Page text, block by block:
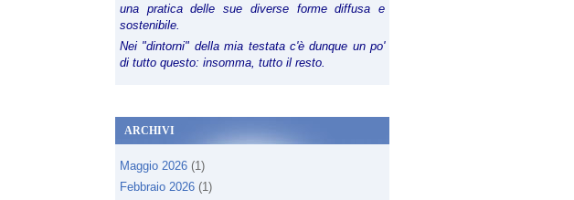
una pratica delle sue diverse forme diffusa e
sostenibile.
Nei "dintorni" della mia testata c'è dunque un po'
di tutto questo: insomma, tutto il resto.
ARCHIVI
Maggio 2026 (1)
Febbraio 2026 (1)